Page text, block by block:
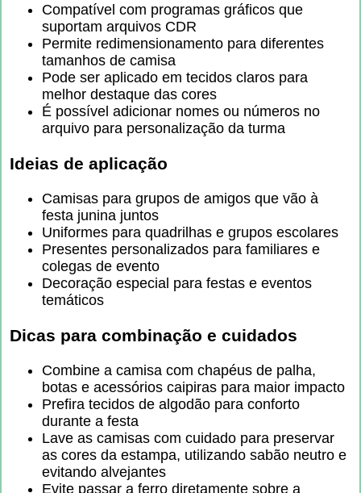
Compatível com programas gráficos que
suportam arquivos CDR
Permite redimensionamento para diferentes
tamanhos de camisa
Pode ser aplicado em tecidos claros para
melhor destaque das cores
É possível adicionar nomes ou números no
arquivo para personalização da turma
Ideias de aplicação
Camisas para grupos de amigos que vão à
festa junina juntos
Uniformes para quadrilhas e grupos escolares
Presentes personalizados para familiares e
colegas de evento
Decoração especial para festas e eventos
temáticos
Dicas para combinação e cuidados
Combine a camisa com chapéus de palha,
botas e acessórios caipiras para maior impacto
Prefira tecidos de algodão para conforto
durante a festa
Lave as camisas com cuidado para preservar
as cores da estampa, utilizando sabão neutro e
evitando alvejantes
Evite passar a ferro diretamente sobre a